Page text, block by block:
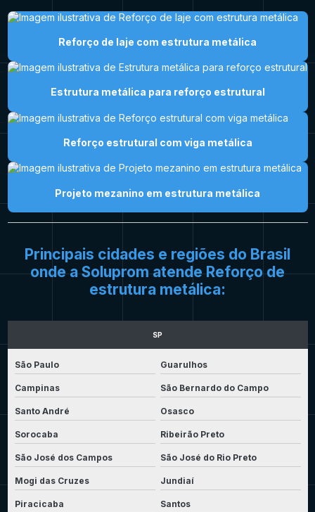
Reforço de laje com estrutura metálica
Estrutura metálica para reforço estrutural
Reforço estrutural com viga metálica
Projeto mezanino em estrutura metálica
Principais cidades e regiões do Brasil
onde a Soluprom atende Reforço de
estrutura metálica:
SP
São Paulo Guarulhos
Campinas São Bernardo do Campo
Santo André Osasco
Sorocaba Ribeirão Preto
São José dos Campos São José do Rio Preto
Mogi das Cruzes Jundiaí
Piracicaba Santos